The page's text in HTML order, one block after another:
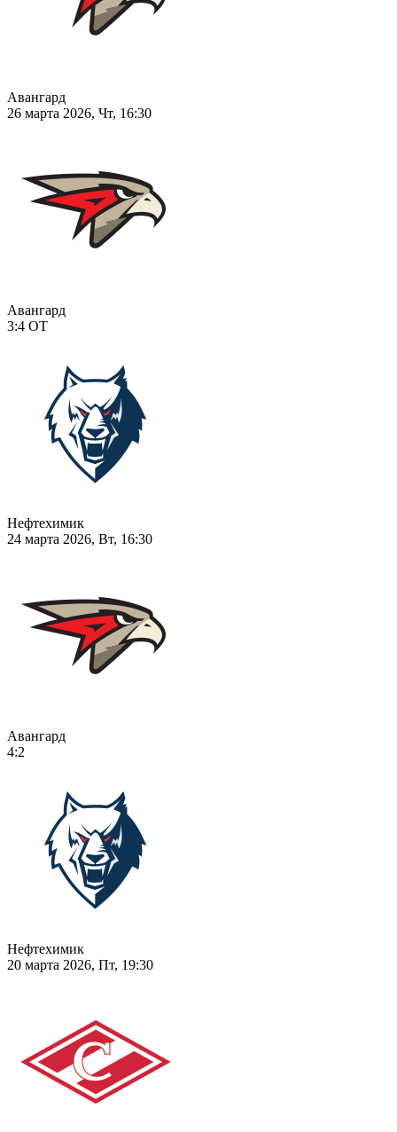
Авангард
26 марта 2026, Чт, 16:30
Авангард
3:4 ОТ
Нефтехимик
24 марта 2026, Вт, 16:30
Авангард
4:2
Нефтехимик
20 марта 2026, Пт, 19:30